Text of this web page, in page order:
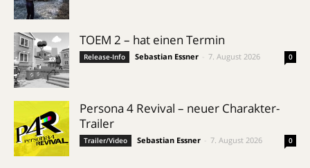
TOEM 2 – hat einen Termin
Release-Info Sebastian Essner 7. August 2026 0
Persona 4 Revival – neuer Charakter-
Trailer
Trailer/Video Sebastian Essner 7. August 2026 0